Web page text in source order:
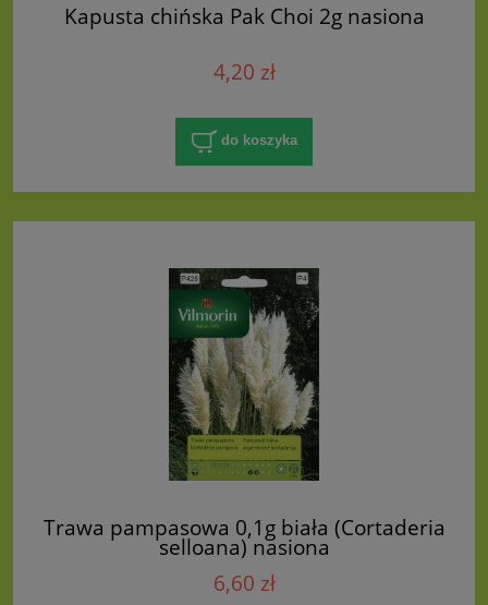
Kapusta chińska Pak Choi 2g nasiona
4,20 zł
do koszyka
Trawa pampasowa 0,1g biała (Cortaderia
selloana) nasiona
6,60 zł